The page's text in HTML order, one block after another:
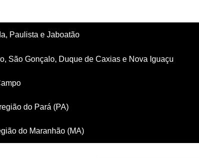
Paulista e Jaboatão
São Gonçalo, Duque de Caxias e Nova Iguaçu
do Pará (PA)
do Maranhão (MA)